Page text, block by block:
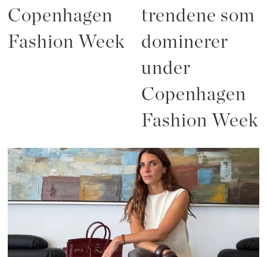
Copenhagen
Fashion Week
trendene som
dominerer
under
Copenhagen
Fashion Week